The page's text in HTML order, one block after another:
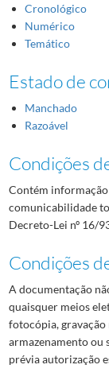
Cronológico
Numérico
Temático
Estado de
Manchado
Razoável
Condições
Contém
comunicabilidade
Decreto-Lei nº 16/
Condições
A documentação
quaisquer meios
fotocópia, gravação
armazenamento ou
prévia autorização